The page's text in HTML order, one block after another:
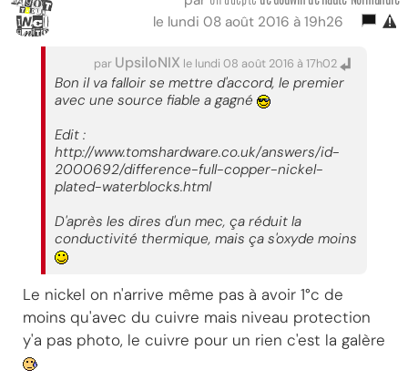
le lundi 08 août 2016 à 19h26
par UpsiloNIX le lundi 08 août 2016 à 17h02
Bon il va falloir se mettre d'accord, le premier
avec une source fiable a gagné
Edit :
http://www.tomshardware.co.uk/answers/id-
2000692/difference-full-copper-nickel-
plated-waterblocks.html
D'après les dires d'un mec, ça réduit la
conductivité thermique, mais ça s'oxyde moins
Le nickel on n'arrive même pas à avoir 1°c de
moins qu'avec du cuivre mais niveau protection
y'a pas photo, le cuivre pour un rien c'est la galère